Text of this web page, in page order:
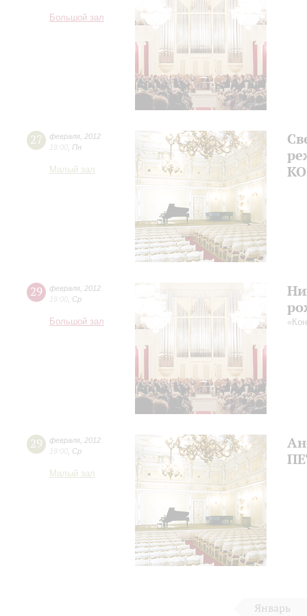
Большой зал
27 февраля 2012
19:00 Пн
Малый зал
29 февраля 2012
19:00 Ср
Большой зал
29 февраля 2012
19:00 Ср
Малый зал
Январь